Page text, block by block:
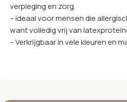
verpleging en zorg.
– ideaal voor mensen die
want volledig vrij van
– Verkrijgbaar in vele kleuren en